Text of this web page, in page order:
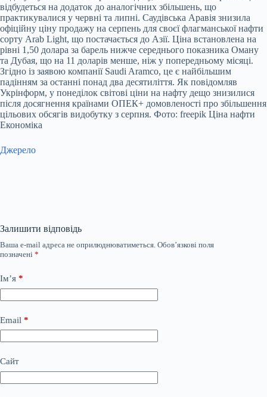
відбудеться на додаток до аналогічних збільшень, що
практикувалися у червні та липні. Саудівська Аравія знизила
офіційну ціну продажу на серпень для своєї флагманської нафти
сорту Arab Light, що постачається до Азії. Ціна встановлена на
рівні 1,50 долара за барель нижче середнього показника Оману
та Дубая, що на 11 доларів менше, ніж у попередньому місяці.
Згідно із заявою компанії Saudi Aramco, це є найбільшим
падінням за останні понад два десятиліття. Як повідомляв
Укрінформ, у понеділок світові ціни на нафту дещо знизилися
після досягнення країнами ОПЕК+ домовленості про збільшення
цільових обсягів видобутку з серпня. Фото: freepik Ціна нафти
Економіка
Джерело
Залишити відповідь
Ваша e-mail адреса не оприлюднюватиметься. Обов’язкові поля
позначені *
Ім’я *
Email *
Сайт